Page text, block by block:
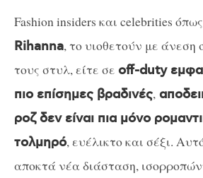
Fashion insiders και celebrities
Rihanna, το υιοθετούν με άνεση
τους στυλ, είτε σε off-duty
πιο επίσημες βραδινές,
ροζ δεν είναι πια μόνο
τολμηρό, ευέλικτο και σέξι.
αποκτά νέα διάσταση,